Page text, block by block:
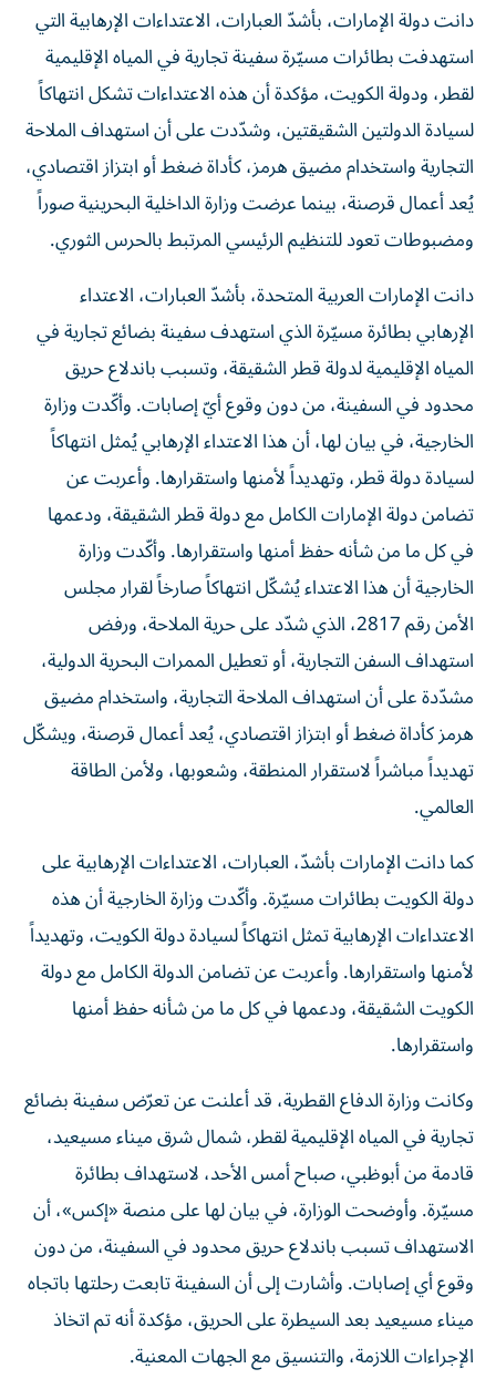
دانت دولة الإمارات، بأشدّ العبارات، الاعتداءات الإرهابية التي
استهدفت بطائرات مسيّرة سفينة تجارية في المياه الإقليمية
لقطر، ودولة الكويت، مؤكدة أن هذه الاعتداءات تشكل انتهاكاً
لسيادة الدولتين الشقيقتين، وشدّدت على أن استهداف الملاحة
التجارية واستخدام مضيق هرمز، كأداة ضغط أو ابتزاز اقتصادي،
يُعد أعمال قرصنة، بينما عرضت وزارة الداخلية البحرينية صوراً
ومضبوطات تعود للتنظيم الرئيسي المرتبط بالحرس الثوري.
دانت الإمارات العربية المتحدة، بأشدّ العبارات، الاعتداء
الإرهابي بطائرة مسيّرة الذي استهدف سفينة بضائع تجارية في
المياه الإقليمية لدولة قطر الشقيقة، وتسبب باندلاع حريق
محدود في السفينة، من دون وقوع أيّ إصابات. وأكّدت وزارة
الخارجية، في بيان لها، أن هذا الاعتداء الإرهابي يُمثل انتهاكاً
لسيادة دولة قطر، وتهديداً لأمنها واستقرارها. وأعربت عن
تضامن دولة الإمارات الكامل مع دولة قطر الشقيقة، ودعمها
في كل ما من شأنه حفظ أمنها واستقرارها. وأكّدت وزارة
الخارجية أن هذا الاعتداء يُشكّل انتهاكاً صارخاً لقرار مجلس
الأمن رقم 2817، الذي شدّد على حرية الملاحة، ورفض
استهداف السفن التجارية، أو تعطيل الممرات البحرية الدولية،
مشدّدة على أن استهداف الملاحة التجارية، واستخدام مضيق
هرمز كأداة ضغط أو ابتزاز اقتصادي، يُعد أعمال قرصنة، ويشكّل
تهديداً مباشراً لاستقرار المنطقة، وشعوبها، ولأمن الطاقة
العالمي.
كما دانت الإمارات بأشدّ، العبارات، الاعتداءات الإرهابية على
دولة الكويت بطائرات مسيّرة. وأكّدت وزارة الخارجية أن هذه
الاعتداءات الإرهابية تمثل انتهاكاً لسيادة دولة الكويت، وتهديداً
لأمنها واستقرارها. وأعربت عن تضامن الدولة الكامل مع دولة
الكويت الشقيقة، ودعمها في كل ما من شأنه حفظ أمنها
واستقرارها.
وكانت وزارة الدفاع القطرية، قد أعلنت عن تعرّض سفينة بضائع
تجارية في المياه الإقليمية لقطر، شمال شرق ميناء مسيعيد،
قادمة من أبوظبي، صباح أمس الأحد، لاستهداف بطائرة
مسيّرة. وأوضحت الوزارة، في بيان لها على منصة «إكس»، أن
الاستهداف تسبب باندلاع حريق محدود في السفينة، من دون
وقوع أي إصابات. وأشارت إلى أن السفينة تابعت رحلتها باتجاه
ميناء مسيعيد بعد السيطرة على الحريق، مؤكدة أنه تم اتخاذ
الإجراءات اللازمة، والتنسيق مع الجهات المعنية.